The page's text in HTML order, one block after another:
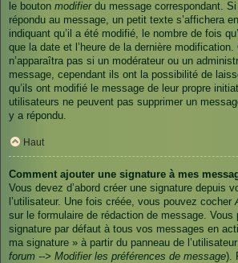
le bouton modifierdu message correspondant. Si
répondu au message, un petit texte s’affichera
indiquant qu’il a été modifié, le nombre de fois
que la date et l’heure de la dernière modification.
n’apparaîtra pas si un modérateur ou un
message, cependant ils ont la possibilité de
qu’ils ont modifié le message de leur propre
utilisateurs ne peuvent pas supprimer un
y a répondu.
Haut
Comment ajouter une signature à mes
Vous devez d’abord créer une signature depuis
l’utilisateur. Une fois créée, vous pouvez cocher
sur le formulaire de rédaction de message.
signature par défaut à tous vos messages en
ma signature » à partir du panneau de
forum --> Modifier les préférences de message).